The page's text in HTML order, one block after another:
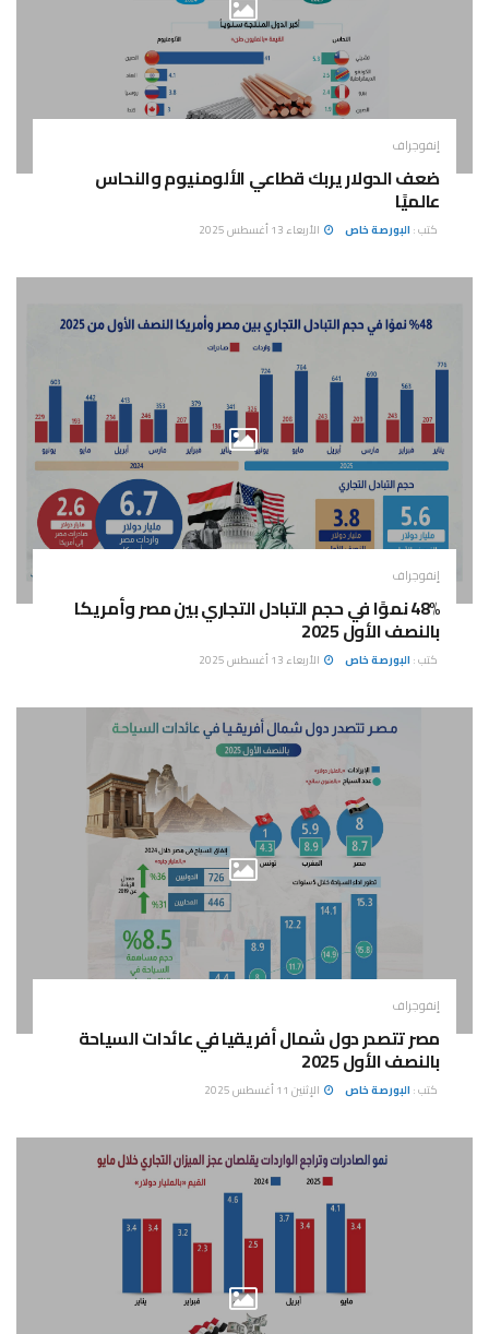
إنفوجراف
ضعف الدولار يربك قطاعي الألومنيوم والنحاس
عالميًا
كتب : البورصة خاص الأربعاء 13 أغسطس 2025
إنفوجراف
48% نموًا في حجم التبادل التجاري بين مصر وأمريكا
بالنصف الأول 2025
كتب : البورصة خاص الأربعاء 13 أغسطس 2025
إنفوجراف
مصر تتصدر دول شمال أفريقيا في عائدات السياحة
بالنصف الأول 2025
كتب : البورصة خاص الإثنين 11 أغسطس 2025